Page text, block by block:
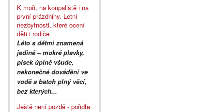
K moři, na koupaliště i na
první prázdniny. Letní
nezbytnosti, které ocení
děti i rodiče
Léto s dětmi znamená
jediné – mokré plavky,
písek úplně všude,
nekonečné dovádění ve
vodě a batoh plný věcí,
bez kterých...
Ještě není pozdě - pořiďte